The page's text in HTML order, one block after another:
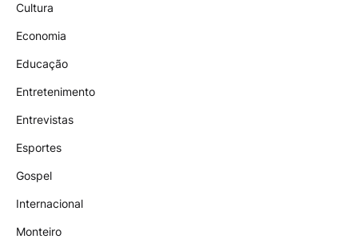
Cultura
Economia
Educação
Entretenimento
Entrevistas
Esportes
Gospel
Internacional
Monteiro